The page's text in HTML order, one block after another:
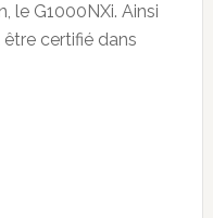
le G1000NXi. Ainsi
certifié dans